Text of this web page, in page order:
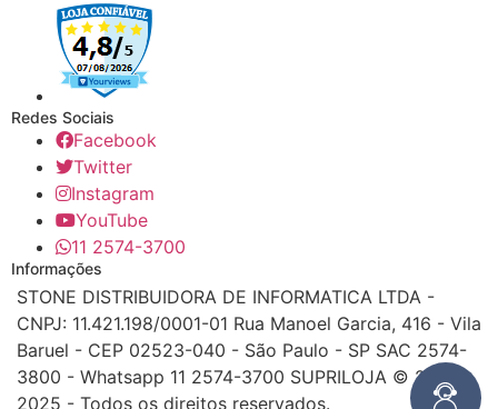
Redes Sociais
Facebook
Twitter
Instagram
YouTube
11 2574-3700
Informações
STONE DISTRIBUIDORA DE INFORMATICA LTDA -
CNPJ: 11.421.198/0001-01 Rua Manoel Garcia, 416 - Vila
Baruel - CEP 02523-040 - São Paulo - SP SAC 2574-
3800 - Whatsapp 11 2574-3700 SUPRILOJA © 2016 -
2025 - Todos os direitos reservados.